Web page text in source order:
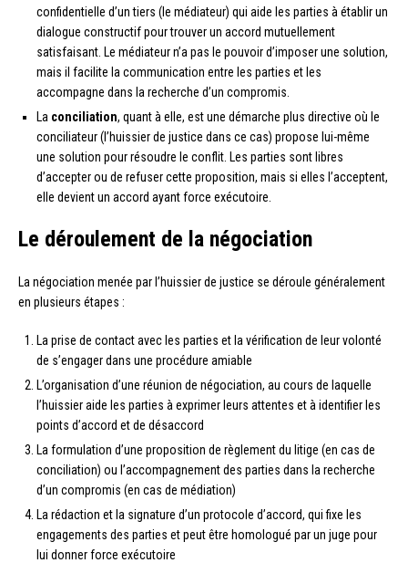
confidentielle d’un tiers (le médiateur) qui aide les parties à établir un
dialogue constructif pour trouver un accord mutuellement
satisfaisant. Le médiateur n’a pas le pouvoir d’imposer une solution,
mais il facilite la communication entre les parties et les
accompagne dans la recherche d’un compromis.
La conciliation, quant à elle, est une démarche plus directive où le
conciliateur (l’huissier de justice dans ce cas) propose lui-même
une solution pour résoudre le conflit. Les parties sont libres
d’accepter ou de refuser cette proposition, mais si elles l’acceptent,
elle devient un accord ayant force exécutoire.
Le déroulement de la négociation
La négociation menée par l’huissier de justice se déroule généralement
en plusieurs étapes :
La prise de contact avec les parties et la vérification de leur volonté
de s’engager dans une procédure amiable
L’organisation d’une réunion de négociation, au cours de laquelle
l’huissier aide les parties à exprimer leurs attentes et à identifier les
points d’accord et de désaccord
La formulation d’une proposition de règlement du litige (en cas de
conciliation) ou l’accompagnement des parties dans la recherche
d’un compromis (en cas de médiation)
La rédaction et la signature d’un protocole d’accord, qui fixe les
engagements des parties et peut être homologué par un juge pour
lui donner force exécutoire